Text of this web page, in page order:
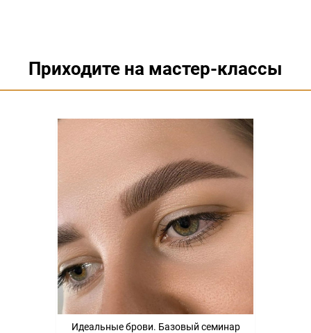
Приходите на мастер-классы
Идеальные брови. Базовый семинар